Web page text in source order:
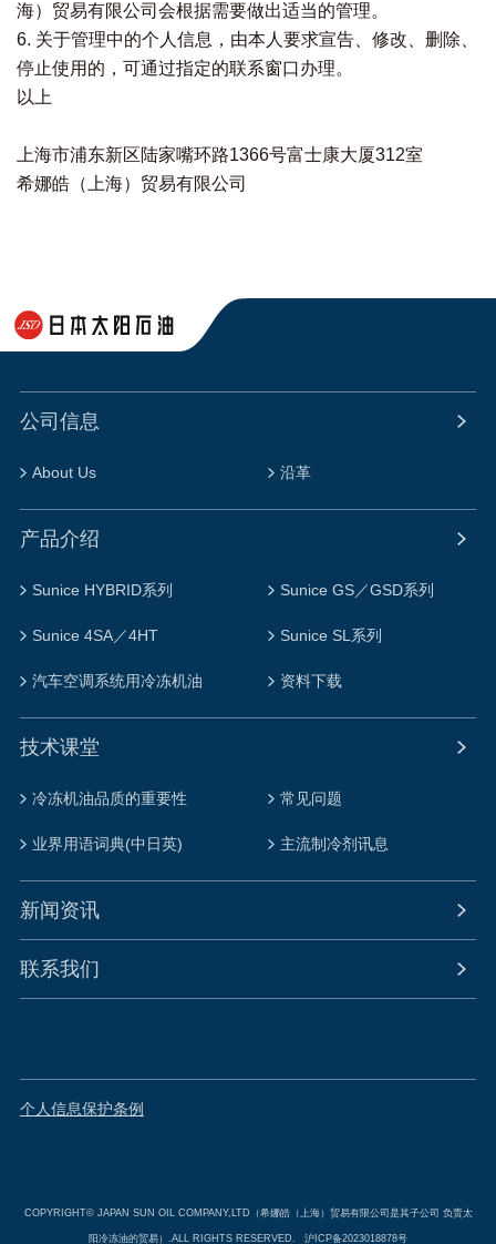
海）贸易有限公司会根据需要做出适当的管理。
6. 关于管理中的个人信息，由本人要求宣告、修改、删除、
停止使用的，可通过指定的联系窗口办理。
以上
上海市浦东新区陆家嘴环路1366号富士康大厦312室
希娜皓（上海）贸易有限公司
公司信息
About Us 沿革
产品介绍
Sunice HYBRID系列 Sunice GS／GSD系列
Sunice 4SA／4HT Sunice SL系列
汽车空调系统用冷冻机油 资料下载
技术课堂
冷冻机油品质的重要性 常见问题
业界用语词典(中日英) 主流制冷剂讯息
新闻资讯
联系我们
个人信息保护条例
COPYRIGHT© JAPAN SUN OIL COMPANY,LTD（希娜皓（上海）贸易有限公司是其子公司 负责太
阳冷冻油的贸易）.ALL RIGHTS RESERVED. 沪ICP备2023018878号